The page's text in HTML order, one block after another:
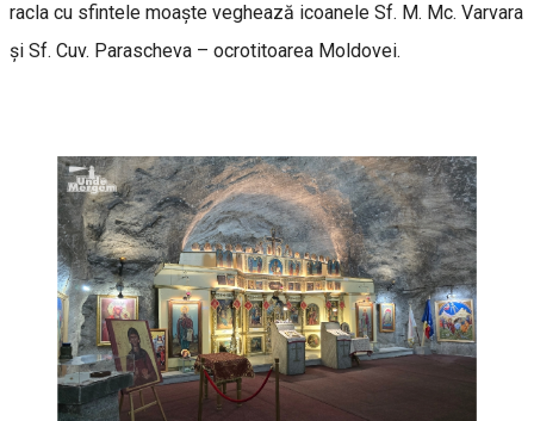
racla cu sfintele moaște veghează icoanele Sf. M. Mc. Varvara
și Sf. Cuv. Parascheva – ocrotitoarea Moldovei.